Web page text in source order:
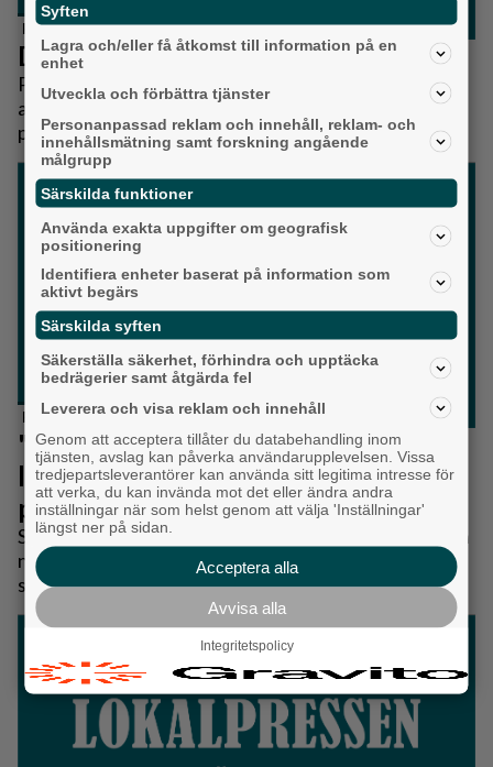
Partille
Dags för en ny riktning i Partille
Partille är en fantastisk kommun, men det är tydligt
att välfärden är pressad. Barngrupperna är för stora,
personalen i omsorgen behöver fler kollegor och
många känner oro över utvecklingen i samhället.
Partille
"Vi står fast vid en modell som ger
låga avgifter och möjlighet att
påverka"
Slutreplik till Leif Danielsson: Effektavgiften är ingen
ny avgift i Partille. Det som förändras från den 1
september är hur den beräknas – efter synpunkter
från våra kunder.
Syften
Lagra och/eller få åtkomst till information på en
enhet
Utveckla och förbättra tjänster
Personanpassad reklam och innehåll, reklam- och
innehållsmätning samt forskning angående
målgrupp
Särskilda funktioner
Använda exakta uppgifter om geografisk
positionering
Identifiera enheter baserat på information som
aktivt begärs
Särskilda syften
Säkerställa säkerhet, förhindra och upptäcka
bedrägerier samt åtgärda fel
Leverera och visa reklam och innehåll
Genom att acceptera tillåter du databehandling inom
tjänsten, avslag kan påverka användarupplevelsen. Vissa
tredjepartsleverantörer kan använda sitt legitima intresse för
att verka, du kan invända mot det eller ändra andra
inställningar när som helst genom att välja 'Inställningar'
längst ner på sidan.
Acceptera alla
Avvisa alla
Integritetspolicy